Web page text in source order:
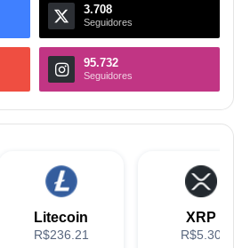
3.708
Seguidores
95.732
Seguidores
Litecoin
R$236.21
XRP
R$5.30